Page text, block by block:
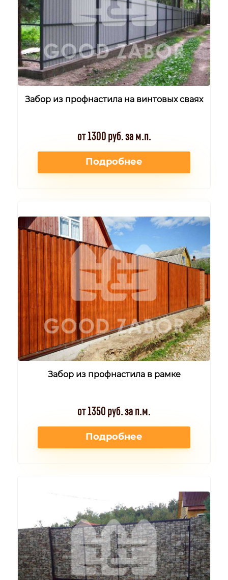
Забор из профнастила на винтовых сваях
от 1300 руб. за м.п.
Подробнее
Забор из профнастила в рамке
от 1350 руб. за п.м.
Подробнее